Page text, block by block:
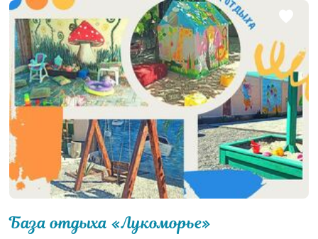
База отдыха «Лукоморье»